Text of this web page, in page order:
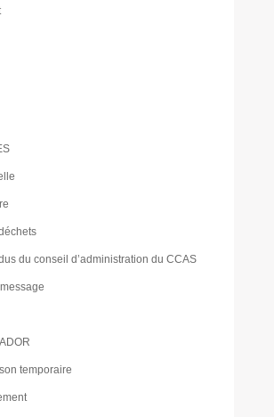
du conseil d’administration du CCAS
temporaire